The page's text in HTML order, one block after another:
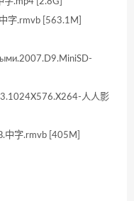
字.rmvb [563.1M]
人人影
字.rmvb [405M]